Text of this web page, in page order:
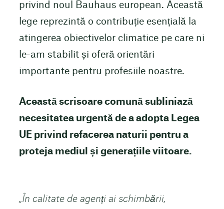
privind noul Bauhaus european. Această
lege reprezintă o contribuție esențială la
atingerea obiectivelor climatice pe care ni
le-am stabilit și oferă orientări
importante pentru profesiile noastre.
Această scrisoare comună subliniază
necesitatea urgentă de a adopta Legea
UE privind refacerea naturii pentru a
proteja mediul și generațiile viitoare.
„În calitate de agenți ai schimbării,